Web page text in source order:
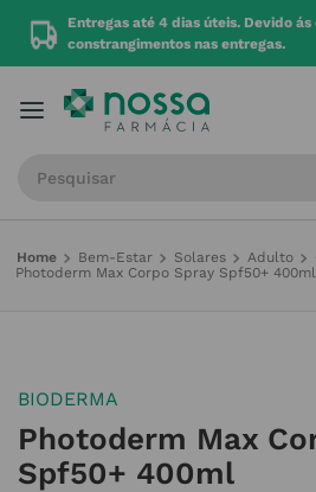
Entregas até 4 dias úteis. Devido
constrangimentos nas entregas.
Bem-Estar Solares Adulto
Photoderm Max Corpo Spray Spf50+ 400ml
BIODERMA
Photoderm Max
Spf50+ 400ml